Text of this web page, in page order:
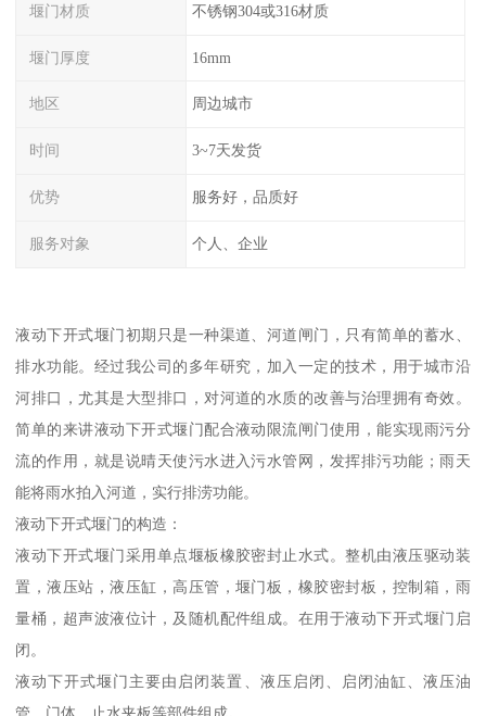
堰门材质 不锈钢304或316材质
堰门厚度 16mm
地区 周边城市
时间 3~7天发货
优势 服务好，品质好
服务对象 个人、企业
液动下开式堰门初期只是一种渠道、河道闸门，只有简单的蓄水、
排水功能。经过我公司的多年研究，加入一定的技术，用于城市沿
河排口，尤其是大型排口，对河道的水质的改善与治理拥有奇效。
简单的来讲液动下开式堰门配合液动限流闸门使用，能实现雨污分
流的作用，就是说晴天使污水进入污水管网，发挥排污功能；雨天
能将雨水拍入河道，实行排涝功能。
液动下开式堰门的构造：
液动下开式堰门采用单点堰板橡胶密封止水式。整机由液压驱动装
置，液压站，液压缸，高压管，堰门板，橡胶密封板，控制箱，雨
量桶，超声波液位计，及随机配件组成。在用于液动下开式堰门启
闭。
液动下开式堰门主要由启闭装置、液压启闭、启闭油缸、液压油